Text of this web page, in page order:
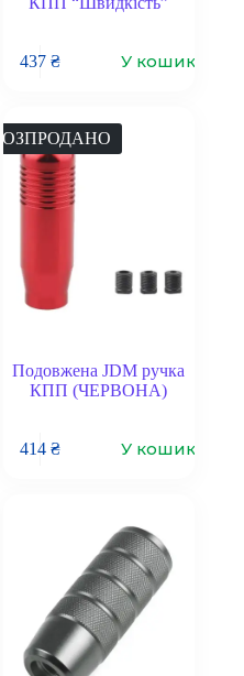
437 ₴ У кошик
РОЗПРОДАНО
Подовжена JDM ручка
КПП (ЧЕРВОНА)
414 ₴ У кошик